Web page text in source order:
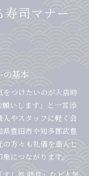
司マナー
の基本
つけたいのが入店時
いします」と一言添
やスタッフに軽く会
豊田市や知多郡武豊
方々も礼儀を重んじ
につながります。